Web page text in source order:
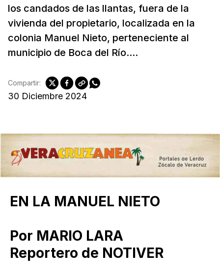
los candados de las llantas, fuera de la
vivienda del propietario, localizada en la
colonia Manuel Nieto, perteneciente al
municipio de Boca del Río....
30 Diciembre 2024
Compartir:
EN LA MANUEL NIETO
Por MARIO LARA
Reportero de NOTIVER